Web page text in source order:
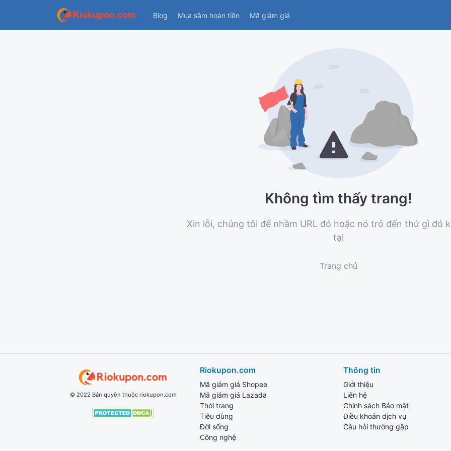
Blog Mua sắm hoàn tiền Mã giảm giá
Không tìm thấy trang!
Xin lỗi, chúng tôi để nhầm URL đó hoặc nó trỏ đến thứ gì đó
tại
Trang chủ
© 2022 Bản quyền thuộc riokupon.com
Riokupon.com
Mã giảm giá Shopee
Mã giảm giá Lazada
Thời trang
Tiêu dùng
Đời sống
Công nghệ
Thông tin
Giới thiệu
Liên hệ
Chính sách Bảo mật
Điều khoản dịch vụ
Câu hỏi thường gặp